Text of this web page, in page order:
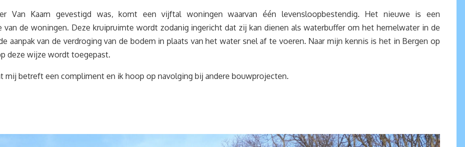
Van Kaam gevestigd was, komt een vijftal woningen waarvan één levensloopbestendig. Het nieuwe is een
de woningen. Deze kruipruimte wordt zodanig ingericht dat zij kan dienen als waterbuffer om het hemelwater in de
aanpak van de verdroging van de bodem in plaats van het water snel af te voeren. Naar mijn kennis is het in Bergen op
deze wijze wordt toegepast.
mij betreft een compliment en ik hoop op navolging bij andere bouwprojecten.